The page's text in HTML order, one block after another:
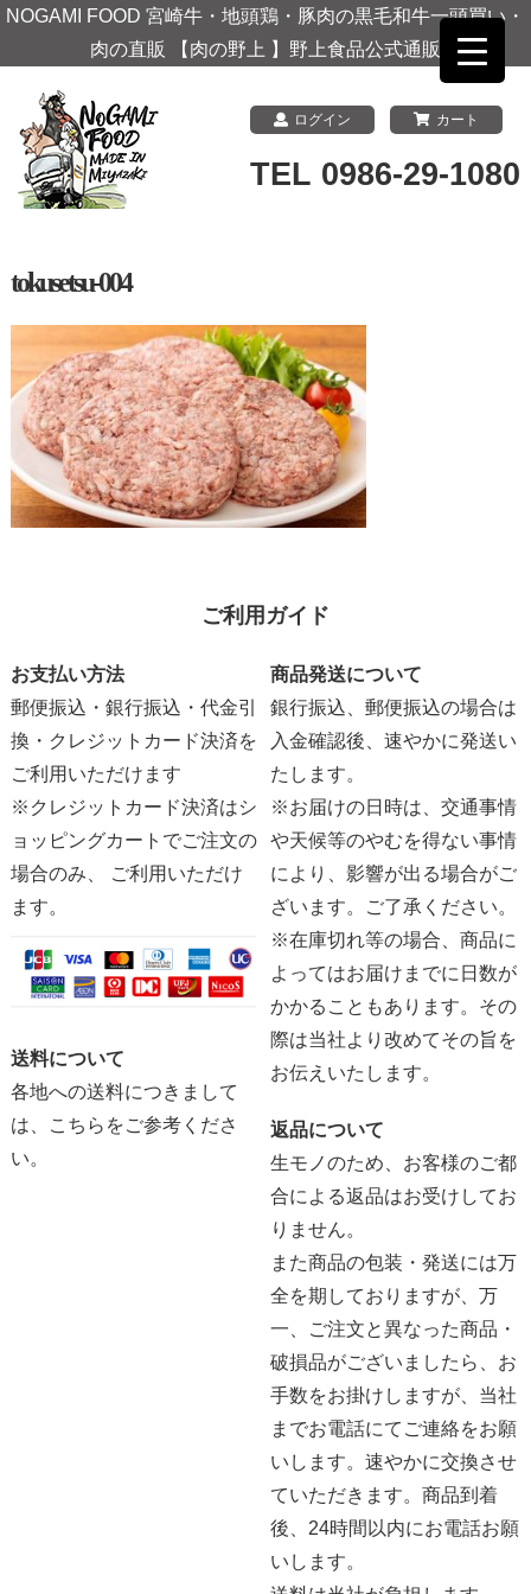
NOGAMI FOOD 宮崎牛・地頭鶏・豚肉の黒毛和牛一頭買い・
肉の直販 【肉の野上 】野上食品公式通販
ログイン カート
TEL 0986-29-1080
tokusetsu-004
ご利用ガイド
お支払い方法
郵便振込・銀行振込・代金引
換・クレジットカード決済を
ご利用いただけます
※クレジットカード決済はシ
ョッピングカートでご注文の
場合のみ、 ご利用いただけ
ます。
送料について
各地への送料につきまして
は、
こちらをご参考くださ
い。
商品発送について
銀行振込、郵便振込の場合は
入金確認後、速やかに発送い
たします。
※お届けの日時は、交通事情
や天候等のやむを得ない事情
により、影響が出る場合がご
ざいます。ご了承ください。
※在庫切れ等の場合、商品に
よってはお届けまでに日数が
かかることもあります。その
際は当社より改めてその旨を
お伝えいたします。
返品について
生モノのため、お客様のご都
合による返品はお受けしてお
りません。
また商品の包装・発送には万
全を期しておりますが、万
一、ご注文と異なった商品・
破損品がございましたら、お
手数をお掛けしますが、当社
までお電話にてご連絡をお願
いします。速やかに交換させ
ていただきます。商品到着
後、24時間以内にお電話お願
いします。